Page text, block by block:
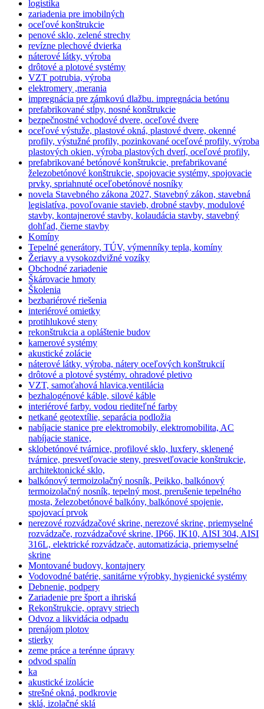
logistika
zariadenia pre imobilných
oceľové konštrukcie
penové sklo, zelené strechy
revízne plechové dvierka
náterové látky, výroba
drôtové a plotové systémy
VZT potrubia, výroba
elektromery ,merania
impregnácia pre zámkovú dlažbu. impregnácia betónu
prefabrikované stĺpy, nosné konštrukcie
bezpečnostné vchodové dvere, oceľové dvere
oceľové výstuže, plastové okná, plastové dvere, okenné
profily, výstužné profily, pozinkované oceľové profily, výroba
plastových okien, výroba plastových dverí, oceľové profily,
prefabrikované betónové konštrukcie, prefabrikované
železobetónové konštrukcie, spojovacie systémy, spojovacie
prvky, spriahnuté oceľobetónové nosníky
novela Stavebného zákona 2027, Stavebný zákon, stavebná
legislatíva, povoľovanie stavieb, drobné stavby, modulové
stavby, kontajnerové stavby, kolaudácia stavby, stavebný
dohľad, čierne stavby
Komíny
Tepelné generátory, TÚV, výmenníky tepla, komíny
Žeriavy a vysokozdvižné vozíky
Obchodné zariadenie
Škárovacie hmoty
Školenia
bezbariérové riešenia
interiérové omietky
protihlukové steny
rekonštrukcia a opláštenie budov
kamerové systémy
akustické zolácie
náterové látky, výroba, nátery oceľových konštrukcií
drôtové a plotové systémy. ohradové pletivo
VZT, samoťahová hlavica,ventilácia
bezhalogénové káble, silové káble
interiérové farby. vodou riediteľné farby
netkané geotextílie, separácia podložia
nabíjacie stanice pre elektromobily, elektromobilita, AC
nabíjacie stanice,
sklobetónové tvárnice, profilové sklo, luxfery, sklenené
tvárnice, presvetľovacie steny, presvetľovacie konštrukcie,
architektonické sklo,
balkónový termoizolačný nosník, Peikko, balkónový
termoizolačný nosník, tepelný most, prerušenie tepelného
mosta, železobetónové balkóny, balkónové spojenie,
spojovací prvok
nerezové rozvádzačové skrine, nerezové skrine, priemyselné
rozvádzače, rozvádzačové skrine, IP66, IK10, AISI 304, AISI
316L, elektrické rozvádzače, automatizácia, priemyselné
skrine
Montované budovy, kontajnery
Vodovodné batérie, sanitárne výrobky, hygienické systémy
Debnenie, podpery
Zariadenie pre šport a ihriská
Rekonštrukcie, opravy striech
Odvoz a likvidácia odpadu
prenájom plotov
stierky
zeme práce a terénne úpravy
odvod spalín
ka
akustické izolácie
strešné okná, podkrovie
sklá, izolačné sklá